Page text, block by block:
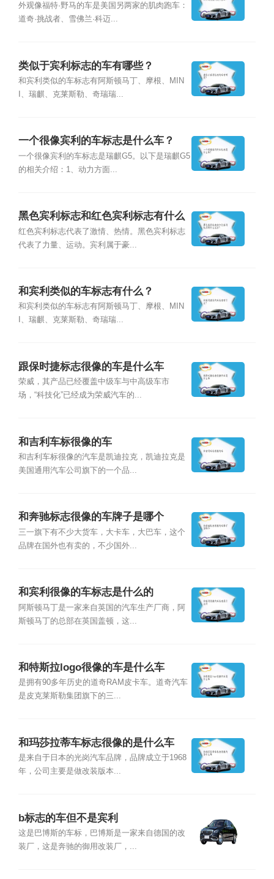
外观像福特·野马的车是美国另两家的肌肉跑车：
道奇·挑战者、雪佛兰·科迈...
类似于宾利标志的车有哪些？
和宾利类似的车标志有阿斯顿马丁、摩根、MIN
I、瑞麒、克莱斯勒、奇瑞瑞...
一个很像宾利的车标志是什么车？
一个很像宾利的车标志是瑞麒G5。以下是瑞麒G5
的相关介绍：1、动力方面...
黑色宾利标志和红色宾利标志有什么
区别？
红色宾利标志代表了激情、热情。黑色宾利标志
代表了力量、运动。宾利属于豪...
和宾利类似的车标志有什么？
和宾利类似的车标志有阿斯顿马丁、摩根、MIN
I、瑞麒、克莱斯勒、奇瑞瑞...
跟保时捷标志很像的车是什么车
荣威，其产品已经覆盖中级车与中高级车市
场，“科技化”已经成为荣威汽车的...
和吉利车标很像的车
和吉利车标很像的汽车是凯迪拉克，凯迪拉克是
美国通用汽车公司旗下的一个品...
和奔驰标志很像的车牌子是哪个
三一旗下有不少大货车，大卡车，大巴车，这个
品牌在国外也有卖的，不少国外...
和宾利很像的车标志是什么的
阿斯顿马丁是一家来自英国的汽车生产厂商，阿
斯顿马丁的总部在英国盖顿，这...
和特斯拉logo很像的车是什么车
是拥有90多年历史的道奇RAM皮卡车。道奇汽车
是皮克莱斯勒集团旗下的三...
和玛莎拉蒂车标志很像的是什么车
是来自于日本的光岗汽车品牌，品牌成立于1968
年，公司主要是做改装版本...
b标志的车但不是宾利
这是巴博斯的车标，巴博斯是一家来自德国的改
装厂，这是奔驰的御用改装厂，...